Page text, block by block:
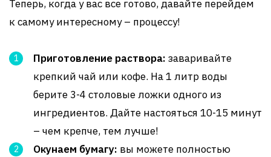
Теперь, когда у вас все готово, давайте перейдем
к самому интересному – процессу!
Приготовление раствора: заваривайте
крепкий чай или кофе. На 1 литр воды
берите 3-4 столовые ложки одного из
ингредиентов. Дайте настояться 10-15 минут
– чем крепче, тем лучше!
Окунаем бумагу: вы можете полностью